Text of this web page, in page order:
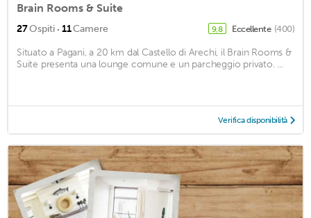
Brain Rooms & Suite
27Ospiti · 11Camere 9,8 Eccellente (400)
Situato a Pagani, a 20 km dal Castello di Arechi, il Brain Rooms &
Suite presenta una lounge comune e un parcheggio privato. ...
Verifica disponibilità